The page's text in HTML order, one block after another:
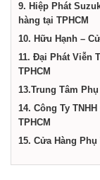
Minh
9. Hiệp Phát
hàng tại TPHCM
10. Hữu Hạnh –
11. Đại Phát Viễn
TPHCM
13.Trung Tâm
14. Công Ty
TPHCM
15. Cửa Hàng